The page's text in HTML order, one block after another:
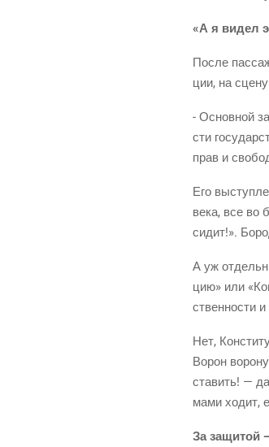
«А я видел
После
ции, на
- Основ­ной
сти
прав и
Его
ве­ка, все во
сидит!».
А уж
цию» или
ствен­но­сти
Нет,
Ворон
ста­вить! —
ма­ми ходит,
За защи­той